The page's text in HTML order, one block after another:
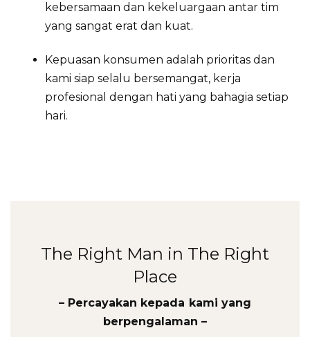
kebersamaan dan kekeluargaan antar tim
yang sangat erat dan kuat.
Kepuasan konsumen adalah prioritas dan
kami siap selalu bersemangat, kerja
profesional dengan hati yang bahagia setiap
hari.
The Right Man in The Right
Place
– Percayakan kepada kami yang
berpengalaman –